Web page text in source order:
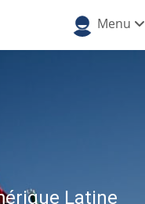
Menu
Latine